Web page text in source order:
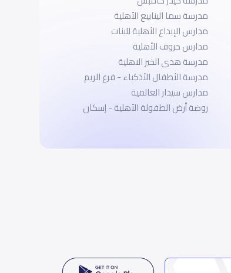
مدرسة سما الينابيع الأهلية
مدارس الإبداع الأهلية للبنات
مدارس حروف الأهلية
مدرسة هدى الخير الاهلية
مدرسة الأطفال الأذكياء - فرع الريم
مدارس سيدار العالمية
روضة أرض الطفولة الأهلية - إسكان